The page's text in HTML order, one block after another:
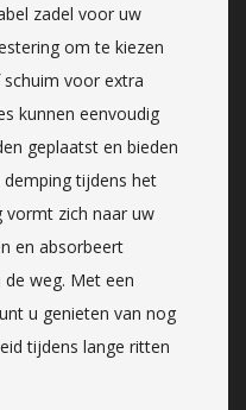
zadel voor uw
om te kiezen
voor extra
kunnen eenvoudig
geplaatst en bieden
tijdens het
vormt zich naar uw
en absorbeert
weg. Met een
u genieten van nog
tijdens lange ritten